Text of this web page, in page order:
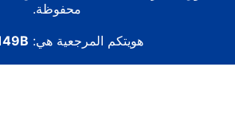
محفوظة.
هويتكم المرجعية هي: